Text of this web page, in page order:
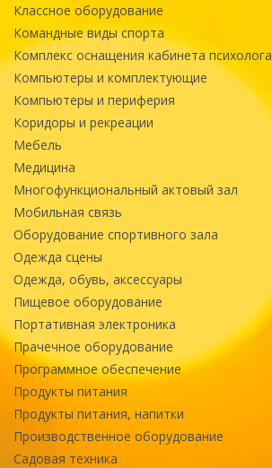
Классное оборудование
Командные виды спорта
Комплекс оснащения кабинета психолога
Компьютеры и комплектующие
Компьютеры и периферия
Коридоры и рекреации
Мебель
Медицина
Многофункциональный актовый зал
Мобильная связь
Оборудование спортивного зала
Одежда сцены
Одежда, обувь, аксессуары
Пищевое оборудование
Портативная электроника
Прачечное оборудование
Программное обеспечение
Продукты питания
Продукты питания, напитки
Производственное оборудование
Садовая техника